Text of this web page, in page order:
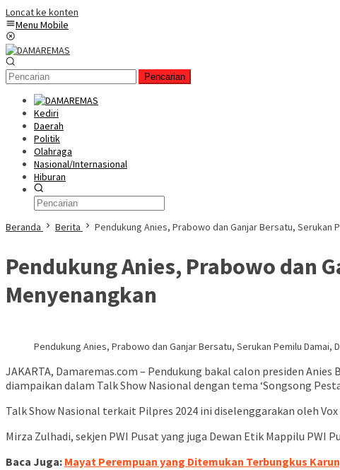
Loncat ke konten
Menu Mobile
Pencarian
Kediri
Daerah
Politik
Olahraga
Nasional/Internasional
Hiburan
Beranda Berita Pendukung Anies, Prabowo dan Ganjar Bersatu, Serukan
Pendukung Anies, Prabowo dan
Menyenangkan
Pendukung Anies, Prabowo dan Ganjar Bersatu, Serukan Pemilu Damai,
JAKARTA, Damaremas.com – Pendukung bakal calon presiden
diampaikan dalam Talk Show Nasional dengan tema ‘Songsong
Talk Show Nasional terkait Pilpres 2024 ini diselenggarakan oleh
Mirza Zulhadi, sekjen PWI Pusat yang juga Dewan Etik Mappilu
Baca Juga: Mayat Perempuan yang Ditemukan Terbungkus